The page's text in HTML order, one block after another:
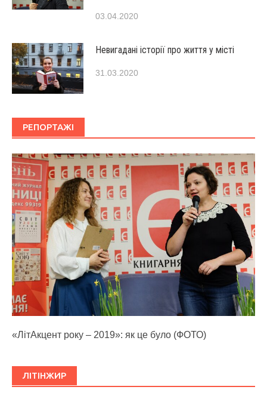
03.04.2020
Невигадані історії про життя у місті
31.03.2020
РЕПОРТАЖІ
«ЛітАкцент року – 2019»: як це було (ФОТО)
ЛІТІНЖИР